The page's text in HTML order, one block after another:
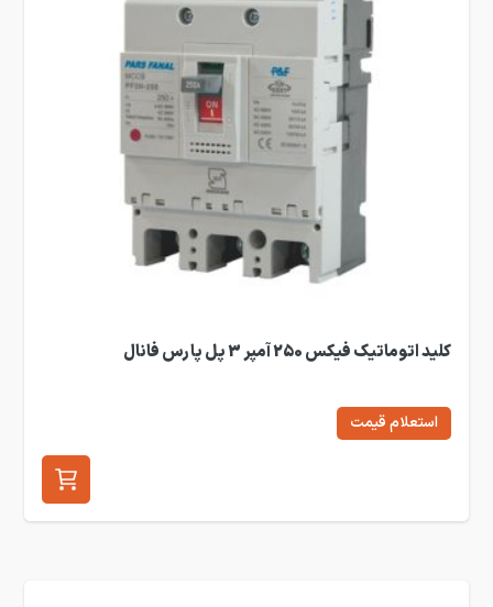
کلید اتوماتیک فیکس 250 آمپر 3 پل پارس فانال
استعلام قیمت